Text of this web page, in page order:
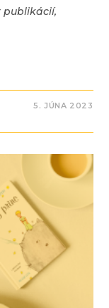
publikácií,
5. JÚNA 2023